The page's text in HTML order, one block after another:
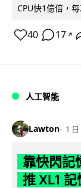
CPU快1億倍，
40 17 ↗
人工智能
Lawton 1 日
靠快閃記
推 XL1